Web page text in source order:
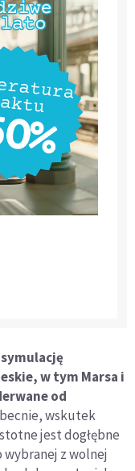
w tym Marsa i
od
wskutek
jest dogłębne
z wolnej